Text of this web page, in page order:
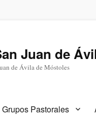
Juan de
de Ávila de Móstoles
Grupos Pastorales